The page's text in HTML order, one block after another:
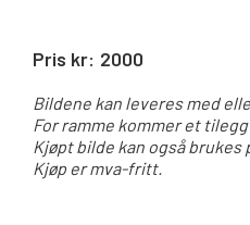
Pris kr: 2000
Bildene kan leveres med
For ramme kommer et
Kjøpt bilde kan også brukes
Kjøp er mva-fritt.